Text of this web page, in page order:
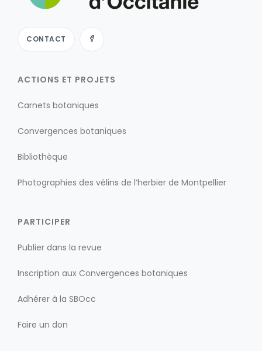
CONTACT
ACTIONS ET PROJETS
Carnets botaniques
Convergences botaniques
Bibliothèque
Photographies des vélins de l’herbier de Montpellier
PARTICIPER
Publier dans la revue
Inscription aux Convergences botaniques
Adhérer à la SBOcc
Faire un don